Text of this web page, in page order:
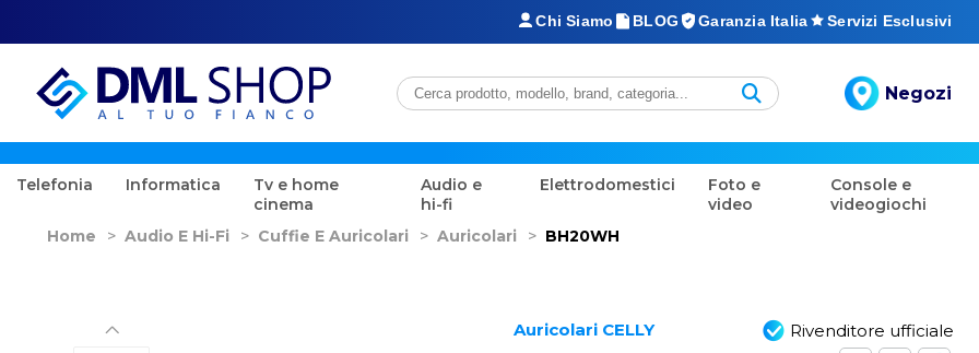
Chi Siamo BLOG Garanzia Italia Servizi Esclusivi
Negozi
Telefonia Informatica
Tv e home
cinema
Audio e
hi-fi
Elettrodomestici
Foto e
video
Console e
videogiochi
Home > Audio E Hi-Fi > Cuffie E Auricolari > Auricolari > BH20WH
Auricolari CELLY Rivenditore ufficiale